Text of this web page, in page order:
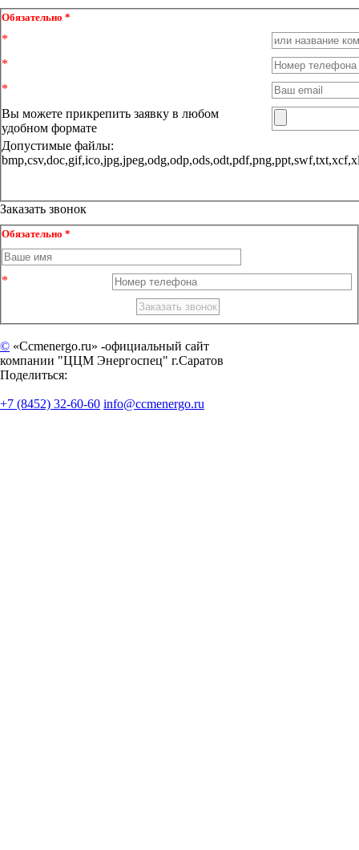
Обязательно *
Вы можете прикрепить заявку в любом
удобном формате
Допустимые файлы:
Заказать звонок
Обязательно *
© «Ccmenergo.ru» -официальный сайт
компании "ЦЦМ Энергоспец" г.Саратов
Поделиться:
+7 (8452) 32-60-60 info@ccmenergo.ru